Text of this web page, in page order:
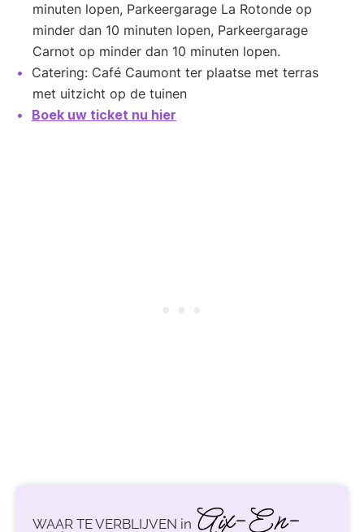
minuten lopen, Parkeergarage La Rotonde op
minder dan 10 minuten lopen, Parkeergarage
Carnot op minder dan 10 minuten lopen.
Catering: Café Caumont ter plaatse met terras
met uitzicht op de tuinen
Boek uw ticket nu hier
WAAR TE VERBLIJVEN in Aix-En-